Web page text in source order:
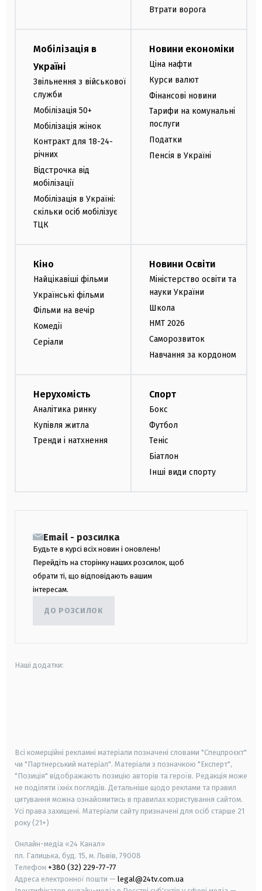
Втрати ворога
Мобілізація в
Україні
Звільнення з військової
служби
Мобілізація 50+
Мобілізація жінок
Контракт для 18-24-
річних
Відстрочка від
мобілізації
Мобілізація в Україні:
скільки осіб мобілізує
ТЦК
Новини економіки
Ціна нафти
Курси валют
Фінансові новини
Тарифи на комунальні
послуги
Податки
Пенсія в Україні
Кіно
Найцікавіші фільми
Українські фільми
Фільми на вечір
Комедії
Серіали
Новини Освіти
Міністерство освіти та
науки України
Школа
НМТ 2026
Саморозвиток
Навчання за кордоном
Нерухомість
Аналітика ринку
Купівля житла
Тренди і натхнення
Спорт
Бокс
Футбол
Теніс
Біатлон
Інші види спорту
Email - розсилка
Будьте в курсі всіх новин і оновлень!
Перейдіть на сторінку наших розсилок, щоб
обрати ті, що відповідають вашим
інтересам.
ДО РОЗСИЛОК
Наші додатки:
Всі комерційні рекламні матеріали позначені словами "Спецпроєкт"
чи "Партнерський матеріал". Матеріали з позначкою "Експерт",
"Позиція" відображають позицію авторів та героїв. Редакція може
не поділяти їхніх поглядів. Детальніше щодо реклами та правил
цитування можна ознайомитись в правилах користування сайтом.
Усі права захищені. Матеріали сайту призначені для осіб старше 21
року (21+)
Онлайн-медіа «24 Канал»
пл. Галицька, буд. 15, м. Львів, 79008
Телефон +380 (32) 229-77-77
Адреса електронної пошти — legal@24tv.com.ua